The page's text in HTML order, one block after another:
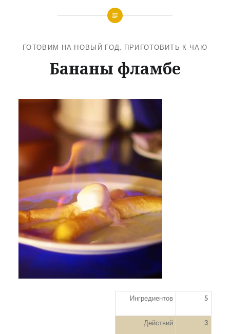
ГОТОВИМ НА НОВЫЙ ГОД, ПРИГОТОВИТЬ К ЧАЮ
Бананы фламбе
Ингредиентов 5
Действий 3